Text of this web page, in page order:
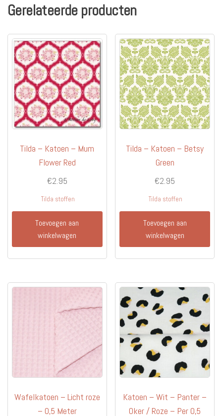
Gerelateerde producten
Tilda – Katoen – Mum
Flower Red
€2.95
Tilda stoffen
Toevoegen aan
winkelwagen
Tilda – Katoen – Betsy
Green
€2.95
Tilda stoffen
Toevoegen aan
winkelwagen
Wafelkatoen – Licht roze
– 0,5 Meter
Katoen – Wit – Panter –
Oker / Roze – Per 0,5